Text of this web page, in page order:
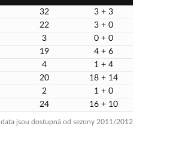
32
3 + 3
22
3 + 0
3
0 + 0
19
4 + 6
4
1 + 4
20
18 + 14
2
1 + 0
24 16 + 10
data jsou dostupná od sezony 2011/2012